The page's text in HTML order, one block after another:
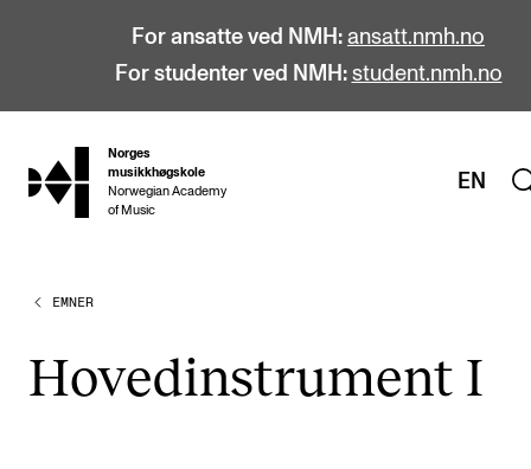
For ansatte ved NMH: ansatt.nmh.no
For studenter ved NMH: student.nmh.no
hjem
Norges
musikkhøgskole
Norwegian Academy
of Music
EN
STUDIER
Bachelor
EMNER
Hoved­in­stru­ment I